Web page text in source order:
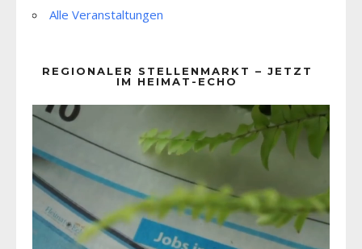
Alle Veranstaltungen
REGIONALER STELLENMARKT – JETZT
IM HEIMAT-ECHO
Player